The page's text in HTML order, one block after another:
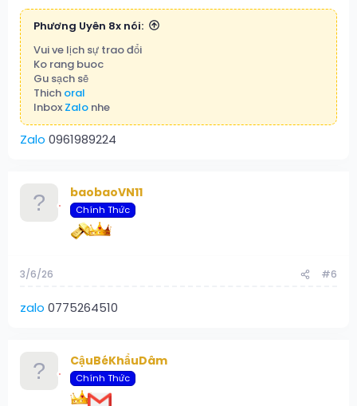
Phương Uyên 8x nói:
Vui ve lịch sự trao đổi
Ko rang buoc
Gu sạch sẽ
Thich oral
Inbox Zalo nhe
Zalo 0961989224
baobaoVN11
Chính Thức
3/6/26 #6
zalo 0775264510
CậuBéKhẩuDâm
Chính Thức